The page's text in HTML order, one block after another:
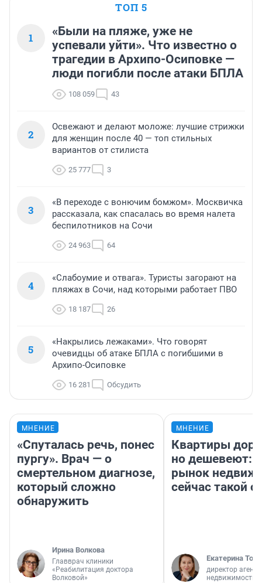
ТОП 5
1
«Были на пляже, уже не
успевали уйти». Что известно о
трагедии в Архипо-Осиповке —
люди погибли после атаки БПЛА
108 059 43
2
Освежают и делают моложе: лучшие стрижки
для женщин после 40 — топ стильных
вариантов от стилиста
25 777 3
3
«В переходе с вонючим бомжом». Москвичка
рассказала, как спасалась во время налета
беспилотников на Сочи
24 963 64
4
«Слабоумие и отвага». Туристы загорают на
пляжах в Сочи, над которыми работает ПВО
18 187 26
5
«Накрылись лежаками». Что говорят
очевидцы об атаке БПЛА с погибшими в
Архипо-Осиповке
16 281 Обсудить
МНЕНИЕ
«Спуталась речь, понес
пургу». Врач — о
смертельном диагнозе,
который сложно
обнаружить
Ирина Волкова
Главврач клиники
«Реабилитация доктора
Волковой»
МНЕНИЕ
Квартиры
но дешевеют:
рынок
сейчас такой
Екатерина
директор
недвижимости